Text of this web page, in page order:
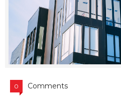
0 Comments